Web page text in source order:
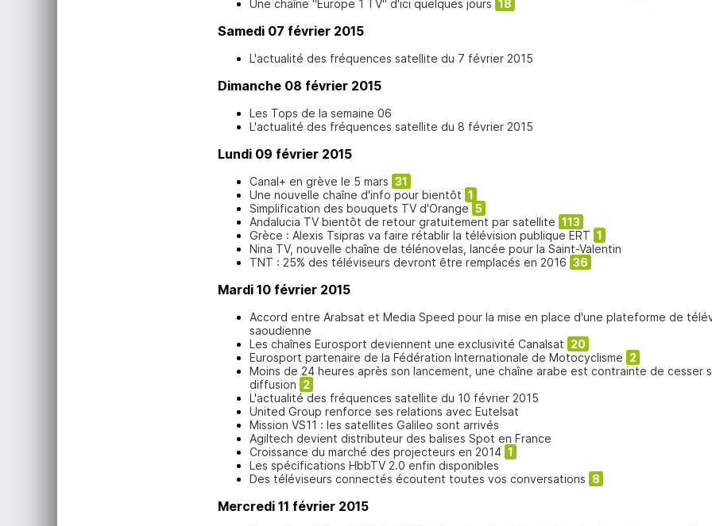
Une chaîne "Europe 1 TV" d'ici quelques jours 18
Samedi 07 février 2015
L'actualité des fréquences satellite du 7 février 2015
Dimanche 08 février 2015
Les Tops de la semaine 06
L'actualité des fréquences satellite du 8 février 2015
Lundi 09 février 2015
Canal+ en grève le 5 mars 31
Une nouvelle chaîne d'info pour bientôt 1
Simplification des bouquets TV d'Orange 5
Andalucia TV bientôt de retour gratuitement par satellite 113
Grèce : Alexis Tsipras va faire rétablir la télévision publique ERT 1
Nina TV, nouvelle chaîne de télénovelas, lancée pour la Saint-Valentin
TNT : 25% des téléviseurs devront être remplacés en 2016 36
Mardi 10 février 2015
Accord entre Arabsat et Media Speed pour la mise en place d'une plateforme de
saoudienne
Les chaînes Eurosport deviennent une exclusivité Canalsat 20
Eurosport partenaire de la Fédération Internationale de Motocyclisme 2
Moins de 24 heures après son lancement, une chaîne arabe est contrainte de cesser
diffusion 2
L'actualité des fréquences satellite du 10 février 2015
United Group renforce ses relations avec Eutelsat
Mission VS11 : les satellites Galileo sont arrivés
Agiltech devient distributeur des balises Spot en France
Croissance du marché des projecteurs en 2014 1
Les spécifications HbbTV 2.0 enfin disponibles
Des téléviseurs connectés écoutent toutes vos conversations 8
Mercredi 11 février 2015